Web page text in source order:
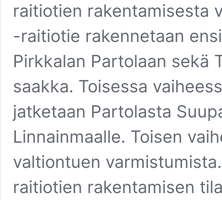
raitiotien rakentamisesta
-raitiotie rakennetaan
Pirkkalan Partolaan sekä
saakka. Toisessa
jatketaan Partolasta
Linnainmaalle. Toisen
valtiontuen
raitiotien rakentamisen